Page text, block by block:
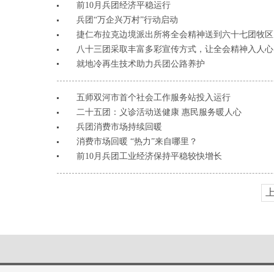
前10月兵团经济平稳运行
兵团“万企兴万村”行动启动
捷仁布拉克边境派出所将全会精神送到六十七团牧区
八十三团采取丰富多彩宣传方式，让全会精神入人心
就地冷再生技术助力兵团公路养护
五师双河市首个社会工作服务站投入运行
二十五团：义诊活动送健康 惠民服务暖人心
兵团消费市场持续回暖
消费市场回暖 “热力”来自哪里？
前10月兵团工业经济保持平稳较快增长